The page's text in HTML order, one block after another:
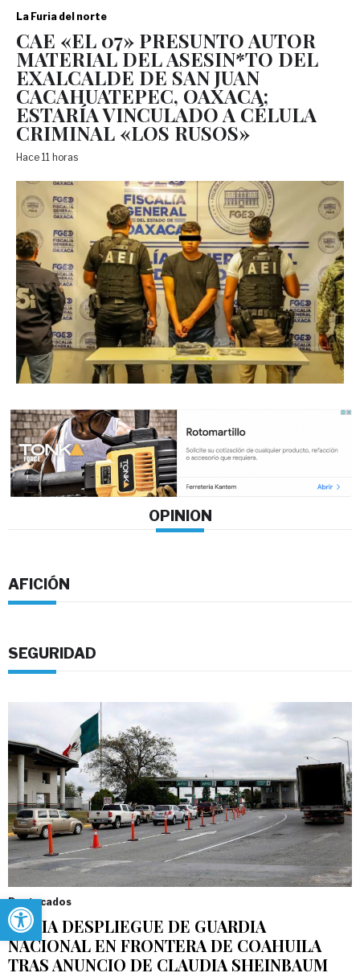
Abrir barra de herramientas
La Furia del norte
CAE «EL 07» PRESUNTO AUTOR
MATERIAL DEL ASESIN*TO DEL
EXALCALDE DE SAN JUAN
CACAHUATEPEC, OAXACA;
ESTARÍA VINCULADO A CÉLULA
CRIMINAL «LOS RUSOS»
Hace 11 horas
OPINION
AFICIÓN
SEGURIDAD
Destacados
INICIA DESPLIEGUE DE GUARDIA
NACIONAL EN FRONTERA DE COAHUILA
TRAS ANUNCIO DE CLAUDIA SHEINBAUM